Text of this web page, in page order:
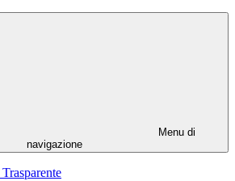
Menu di
navigazione